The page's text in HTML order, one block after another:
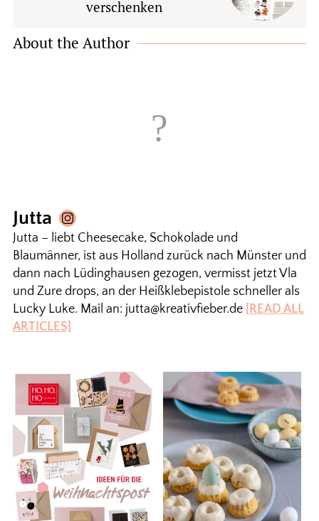
verschenken
About the Author
Jutta
Jutta – liebt Cheesecake, Schokolade und
Blaumänner, ist aus Holland zurück nach Münster und
dann nach Lüdinghausen gezogen, vermisst jetzt Vla
und Zure drops, an der Heißklebepistole schneller als
Lucky Luke. Mail an: jutta@kreativfieber.de [READ ALL
ARTICLES]